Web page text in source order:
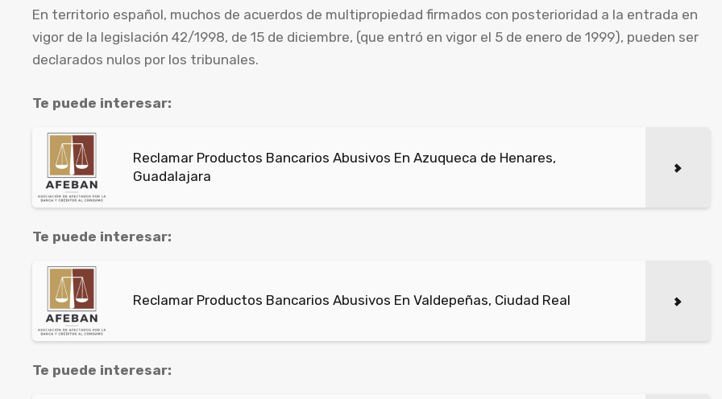
En territorio español, muchos de acuerdos de multipropiedad firmados con posterioridad a la entrada en
vigor de la legislación 42/1998, de 15 de diciembre, (que entró en vigor el 5 de enero de 1999), pueden ser
declarados nulos por los tribunales.
Te puede interesar:
Reclamar Productos Bancarios Abusivos En Azuqueca de Henares,
Guadalajara
Te puede interesar:
Reclamar Productos Bancarios Abusivos En Valdepeñas, Ciudad Real
Te puede interesar: